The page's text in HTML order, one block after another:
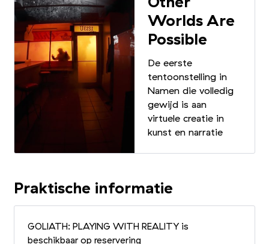
Worlds Are
Possible
De eerste
tentoonstelling in
Namen die volledig
gewijd is aan
virtuele creatie in
kunst en narratie
Praktische informatie
GOLIATH: PLAYING WITH REALITY is
beschikbaar op reservering